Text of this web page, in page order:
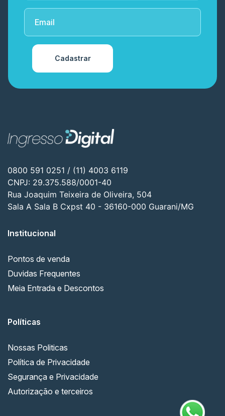
Cadastrar
0800 591 0251 / (11) 4003 6119
CNPJ: 29.375.588/0001-40
Rua Joaquim Teixeira de Oliveira, 504
Sala A Sala B Cxpst 40 - 36160-000 Guarani/MG
Institucional
Pontos de venda
Duvidas Frequentes
Meia Entrada e Descontos
Políticas
Nossas Politicas
Política de Privacidade
Segurança e Privacidade
Autorização e terceiros